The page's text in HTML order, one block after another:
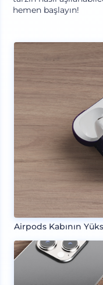
hemen başlayın!
Airpods Kabının